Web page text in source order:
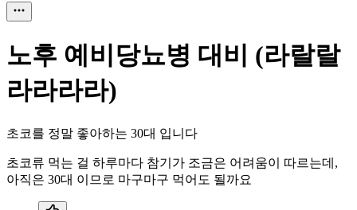
노후 예비당뇨병 대비 (라랄랄
라라라라)
초코를 정말 좋아하는 30대 입니다
초코류 먹는 걸 하루마다 참기가 조금은 어려움이 따르는데,
아직은 30대 이므로 마구마구 먹어도 될까요